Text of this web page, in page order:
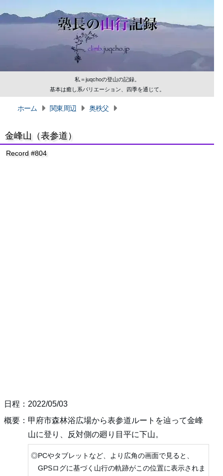
私＝juqchoの登山の記録。
基本は癒し系バリエーション、四季を通じて。
ホーム 関東周辺 奥秩父
金峰山（表参道）
Record #804
日程：2022/05/03
概要：甲府市森林浴広場から表参道ルートを辿って金峰
山に登り、反対側の廻り目平に下山。
◎PCやタブレットなど、より広角の画面で見ると、
GPSログに基づく山行の軌跡がこの位置に表示されま